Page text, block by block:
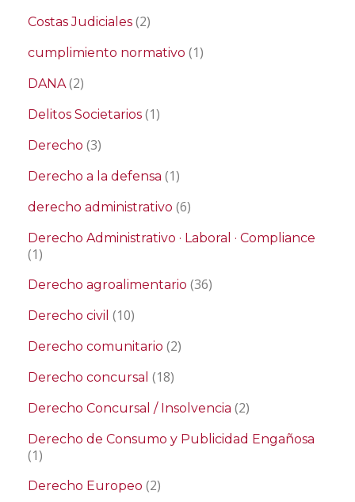
Costas Judiciales (2)
cumplimiento normativo (1)
DANA(2)
Delitos Societarios (1)
Derecho (3)
Derecho a la defensa (1)
derecho administrativo (6)
Derecho Administrativo · Laboral · Compliance
(1)
Derecho agroalimentario (36)
Derecho civil (10)
Derecho comunitario (2)
Derecho concursal (18)
Derecho Concursal / Insolvencia (2)
Derecho de Consumo y Publicidad Engañosa
(1)
Derecho Europeo (2)